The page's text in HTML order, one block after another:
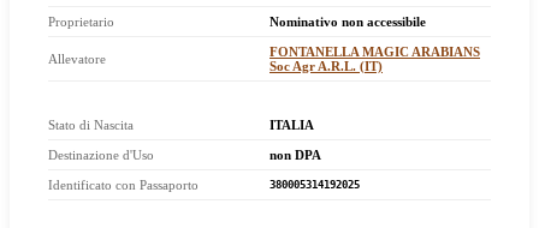
Proprietario Nominativo non accessibile
Allevatore
FONTANELLA MAGIC ARABIANS
Soc Agr A.R.L. (IT)
Stato di Nascita ITALIA
Destinazione d'Uso non DPA
Identificato con Passaporto 380005314192025